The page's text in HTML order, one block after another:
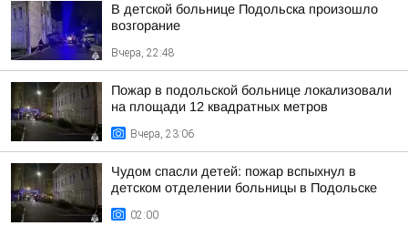
В детской больнице Подольска произошло
возгорание
Вчера, 22:48
Пожар в подольской больнице локализовали
на площади 12 квадратных метров
Вчера, 23:06
Чудом спасли детей: пожар вспыхнул в
детском отделении больницы в Подольске
02:00